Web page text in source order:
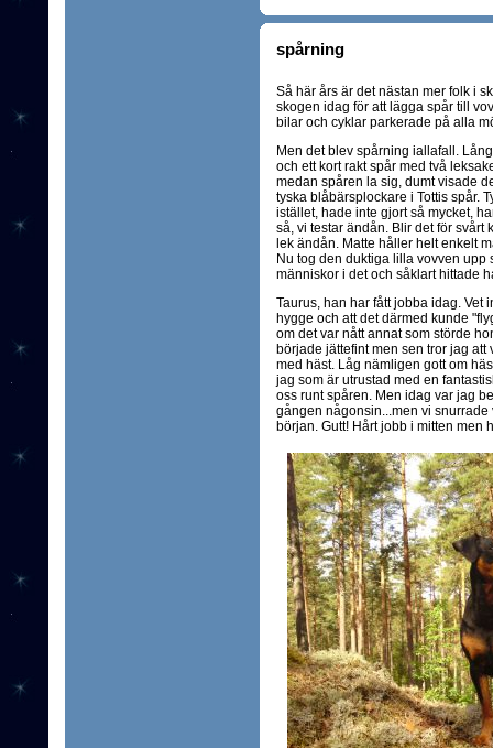
spårning
Så här års är det nästan mer folk i
skogen idag för att lägga spår till
bilar och cyklar parkerade på alla
Men det blev spårning iallafall.
och ett kort rakt spår med två
medan spåren la sig, dumt visade
tyska blåbärsplockare i Tottis spår.
istället, hade inte gjort så mycket,
så, vi testar ändån. Blir det för svårt
lek ändån. Matte håller helt enkelt
Nu tog den duktiga lilla vovven upp
människor i det och såklart hittade
Taurus, han har fått jobba idag. Vet
hygge och att det därmed kunde
om det var nått annat som störde
började jättefint men sen tror jag
med häst. Låg nämligen gott om
jag som är utrustad med en
oss runt spåren. Men idag var jag
gången någonsin...men vi
början. Gutt! Hårt jobb i mitten men